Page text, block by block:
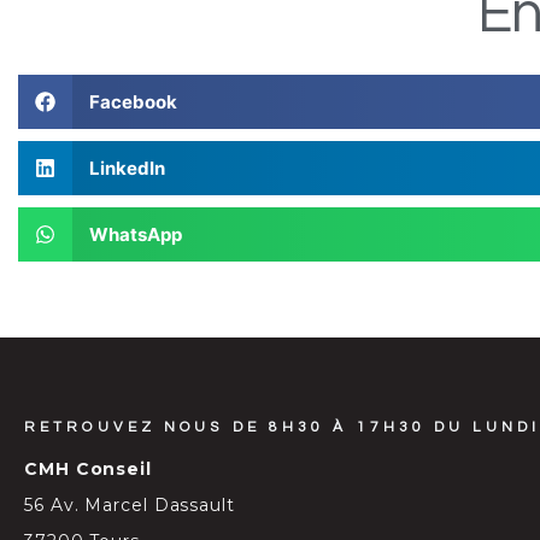
Facebook
LinkedIn
WhatsApp
RETROUVEZ NOUS DE 8H30 À 17H30 DU LUNDI
CMH Conseil
56 Av. Marcel Dassault